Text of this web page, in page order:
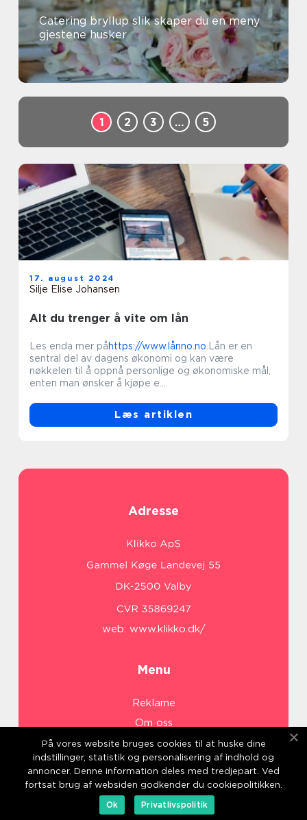
Catering bryllup slik skaper du en meny
gjestene husker
1 2 3 … 5
Alt du trenger å vite om lån
17. august 2024
Silje Elise Johansen
Les enda mer påhttps://www.lånno.no .Lån er en
sentral del av dagens økonomi og kan være
nøkkelen til å oppnå personlige og økonomiske mål,
enten man ønsker å kjøpe e...
Læs artiklen
Adresse
web: www.klikko.dk/
Menu
Reklame
Om oss
Cookies
Kontakt Oss
Sitemap
På vores website bruges cookies til at huske dine
indstillinger, statistik og personalisering af indhold og
annoncer. Denne information deles med tredjepart. Ved
fortsat brug af websiden godkender du cookiepolitikken.
Ok
Privatlivspolitik